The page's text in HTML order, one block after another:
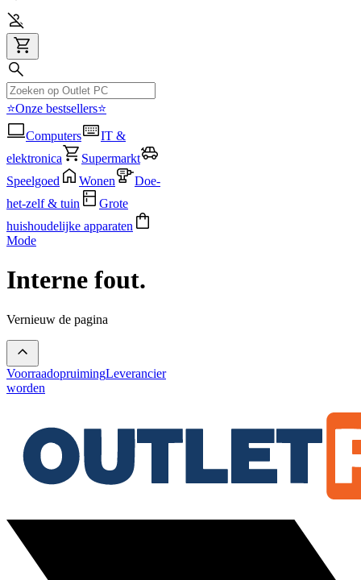
⭐Onze bestsellers⭐
Computers
IT &
elektronica
Supermarkt
Speelgoed
Wonen
Doe-
het-zelf & tuin
Grote
huishoudelijke apparaten
Mode
Interne fout.
Vernieuw de pagina
VoorraadopruimingLeverancier
worden